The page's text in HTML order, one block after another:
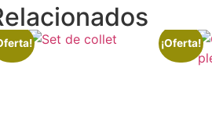
¡Oferta!